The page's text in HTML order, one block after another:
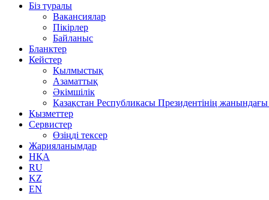
Біз туралы
Вакансиялар
Пікірлер
Байланыс
Бланктер
Кейстер
Қылмыстық
Азаматтық
Әкімшілік
Қазақстан Республикасы Президентінің
Қызметтер
Сервистер
Өзіңді тексер
Жарияланымдар
НҚА
RU
KZ
EN